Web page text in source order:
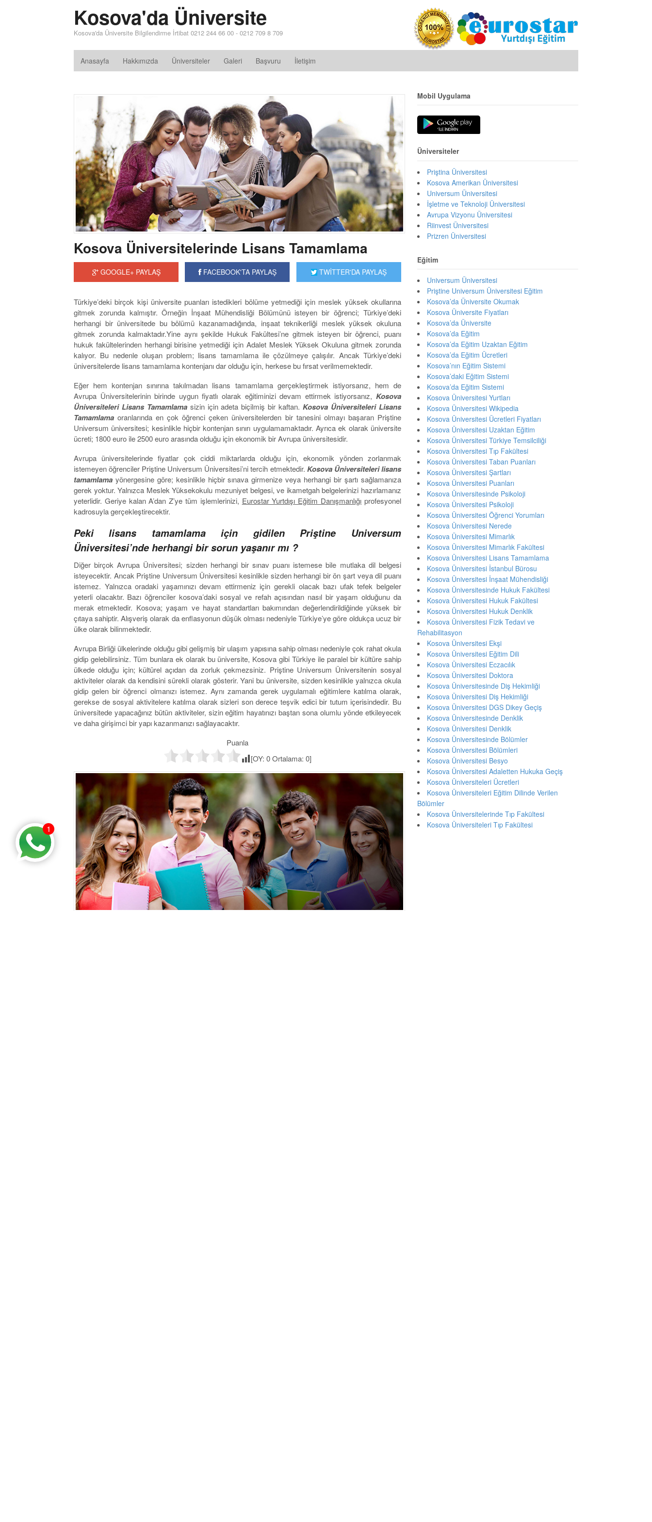
Kosova'da Üniversite
Kosova'da Üniversite Bilgilendirme İrtibat 0212 244 66 00 - 0212 709 8 709
Anasayfa Hakkımızda Üniversiteler Galeri Başvuru İletişim
Kosova Üniversitelerinde Lisans Tamamlama
GOOGLE+ PAYLAŞ FACEBOOK'TA PAYLAŞ TWİTTER'DA PAYLAŞ
Türkiye’deki birçok kişi üniversite puanları istedikleri bölüme yetmediği için meslek yüksek okullarına
gitmek zorunda kalmıştır. Örneğin İnşaat Mühendisliği Bölümünü isteyen bir öğrenci; Türkiye’deki
herhangi bir üniversitede bu bölümü kazanamadığında, inşaat teknikerliği meslek yüksek okuluna
gitmek zorunda kalmaktadır.Yine aynı şekilde Hukuk Fakültesi’ne gitmek isteyen bir öğrenci, puanı
hukuk fakültelerinden herhangi birisine yetmediği için Adalet Meslek Yüksek Okuluna gitmek zorunda
kalıyor. Bu nedenle oluşan problem; lisans tamamlama ile çözülmeye çalışılır. Ancak Türkiye’deki
üniversitelerde lisans tamamlama kontenjanı dar olduğu için, herkese bu fırsat verilmemektedir.
Eğer hem kontenjan sınırına takılmadan lisans tamamlama gerçekleştirmek istiyorsanız, hem de
Avrupa Üniversitelerinin birinde uygun fiyatlı olarak eğitiminizi devam ettirmek istiyorsanız, Kosova
Üniversiteleri Lisans Tamamlamasizin için adeta biçilmiş bir kaftan.Kosova Üniversiteleri Lisans
Tamamlama oranlarında en çok öğrenci çeken üniversitelerden bir tanesini olmayı başaran Priştine
Universum üniversitesi; kesinlikle hiçbir kontenjan sınırı uygulamamaktadır. Ayrıca ek olarak üniversite
ücreti; 1800 euro ile 2500 euro arasında olduğu için ekonomik bir Avrupa üniversitesidir.
Avrupa üniversitelerinde fiyatlar çok ciddi miktarlarda olduğu için, ekonomik yönden zorlanmak
istemeyen öğrenciler Priştine Universum Üniversitesi’ni tercih etmektedir. Kosova Üniversiteleri lisans
tamamlama yönergesine göre; kesinlikle hiçbir sınava girmenize veya herhangi bir şartı sağlamanıza
gerek yoktur. Yalnızca Meslek Yüksekokulu mezuniyet belgesi, ve ikametgah belgelerinizi hazırlamanız
yeterlidir. Geriye kalan A’dan Z’ye tüm işlemlerinizi, Eurostar Yurtdışı Eğitim Danışmanlığı profesyonel
kadrosuyla gerçekleştirecektir.
Peki lisans tamamlama için gidilen Priştine Universum
Üniversitesi’nde herhangi bir sorun yaşanır mı ?
Diğer birçok Avrupa Üniversitesi; sizden herhangi bir sınav puanı istemese bile mutlaka dil belgesi
isteyecektir. Ancak Priştine Universum Üniversitesi kesinlikle sizden herhangi bir ön şart veya dil puanı
istemez. Yalnızca oradaki yaşamınızı devam ettirmeniz için gerekli olacak bazı ufak tefek belgeler
yeterli olacaktır. Bazı öğrenciler kosova’daki sosyal ve refah açısından nasıl bir yaşam olduğunu da
merak etmektedir. Kosova; yaşam ve hayat standartları bakımından değerlendirildiğinde yüksek bir
çıtaya sahiptir. Alışveriş olarak da enflasyonun düşük olması nedeniyle Türkiye’ye göre oldukça ucuz bir
ülke olarak bilinmektedir.
Avrupa Birliği ülkelerinde olduğu gibi gelişmiş bir ulaşım yapısına sahip olması nedeniyle çok rahat okula
gidip gelebilirsiniz. Tüm bunlara ek olarak bu üniversite, Kosova gibi Türkiye ile paralel bir kültüre sahip
ülkede olduğu için; kültürel açıdan da zorluk çekmezsiniz. Priştine Universum Üniversitenin sosyal
aktiviteler olarak da kendisini sürekli olarak gösterir. Yani bu üniversite, sizden kesinlikle yalnızca okula
gidip gelen bir öğrenci olmanızı istemez. Aynı zamanda gerek uygulamalı eğitimlere katılma olarak,
gerekse de sosyal aktivitelere katılma olarak sizleri son derece teşvik edici bir tutum içerisindedir. Bu
üniversitede yapacağınız bütün aktiviteler, sizin eğitim hayatınızı baştan sona olumlu yönde etkileyecek
ve daha girişimci bir yapı kazanmanızı sağlayacaktır.
Puanla
[OY: 0Ortalama: 0]
Mobil Uygulama
Üniversiteler
Priştina Üniversitesi
Kosova Amerikan Üniversitesi
Universum Üniversitesi
İşletme ve Teknoloji Üniversitesi
Avrupa Vizyonu Üniversitesi
Riinvest Üniversitesi
Prizren Üniversitesi
Eğitim
Universum Üniversitesi
Priştine Universum Üniversitesi Eğitim
Kosova’da Üniversite Okumak
Kosova Üniversite Fiyatları
Kosova’da Üniversite
Kosova’da Eğitim
Kosova’da Eğitim Uzaktan Eğitim
Kosova’da Eğitim Ücretleri
Kosova’nın Eğitim Sistemi
Kosova’daki Eğitim Sistemi
Kosova’da Eğitim Sistemi
Kosova Üniversitesi Yurtları
Kosova Üniversitesi Wikipedia
Kosova Üniversitesi Ücretleri Fiyatları
Kosova Üniversitesi Uzaktan Eğitim
Kosova Üniversitesi Türkiye Temsilciliği
Kosova Üniversitesi Tıp Fakültesi
Kosova Üniversitesi Taban Puanları
Kosova Üniversitesi Şartları
Kosova Üniversitesi Puanları
Kosova Üniversitesinde Psikoloji
Kosova Üniversitesi Psikoloji
Kosova Üniversitesi Öğrenci Yorumları
Kosova Üniversitesi Nerede
Kosova Üniversitesi Mimarlık
Kosova Üniversitesi Mimarlık Fakültesi
Kosova Üniversitesi Lisans Tamamlama
Kosova Üniversitesi İstanbul Bürosu
Kosova Üniversitesi İnşaat Mühendisliği
Kosova Üniversitesinde Hukuk Fakültesi
Kosova Üniversitesi Hukuk Fakültesi
Kosova Üniversitesi Hukuk Denklik
Kosova Üniversitesi Fizik Tedavi ve
Rehabilitasyon
Kosova Üniversitesi Ekşi
Kosova Üniversitesi Eğitim Dili
Kosova Üniversitesi Eczacılık
Kosova Üniversitesi Doktora
Kosova Üniversitesinde Diş Hekimliği
Kosova Üniversitesi Diş Hekimliği
Kosova Üniversitesi DGS Dikey Geçiş
Kosova Üniversitesinde Denklik
Kosova Üniversitesi Denklik
Kosova Üniversitesinde Bölümler
Kosova Üniversitesi Bölümleri
Kosova Üniversitesi Besyo
Kosova Üniversitesi Adaletten Hukuka Geçiş
Kosova Üniversiteleri Ücretleri
Kosova Üniversiteleri Eğitim Dilinde Verilen
Bölümler
Kosova Üniversitelerinde Tıp Fakültesi
Kosova Üniversiteleri Tıp Fakültesi
1